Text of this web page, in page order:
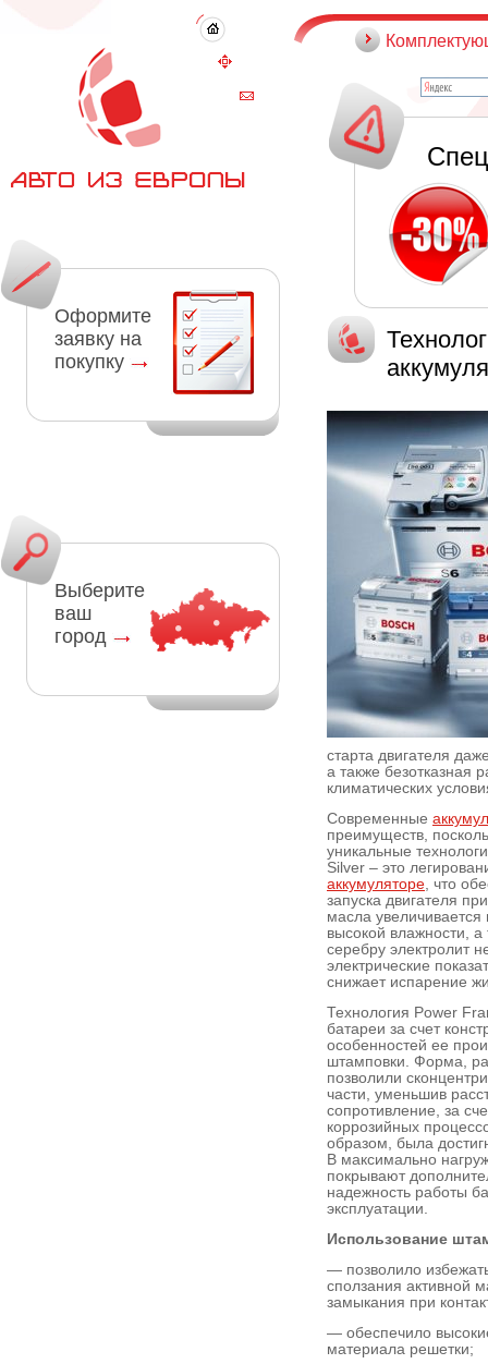
Оформите
заявку на
покупку
Выберите
ваш
город
старта двигателя
а также безотказная
климатических
Современные
преимуществ,
уникальные
Silver – это
аккумуляторе, что
запуска двигателя
масла увеличивается
высокой влажности, а
серебру электролит
электрические
снижает испарение
Технология Power
батареи за счет
особенностей ее
штамповки. Форма,
позволили
части, уменьшив
сопротивление, за
коррозийных
образом, была
В максимально
покрывают
надежность работы
эксплуатации.
Использование
— позволило
сползания активной
замыкания при
— обеспечило
материала решетки;